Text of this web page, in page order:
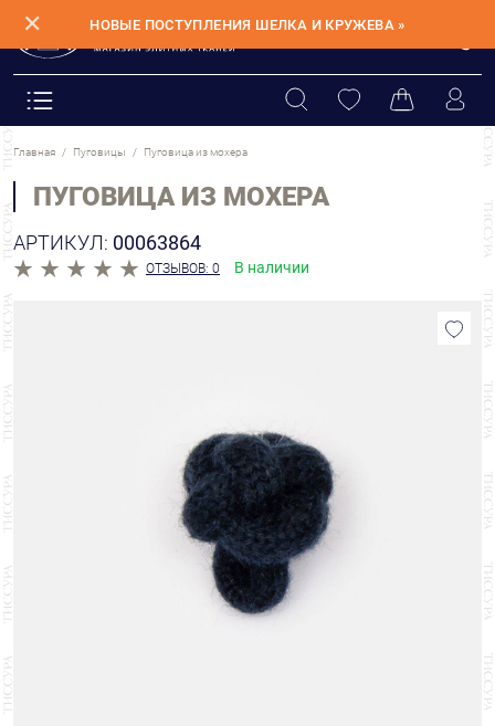
✕ НОВЫЕ ПОСТУПЛЕНИЯ ШЕЛКА И КРУЖЕВА »
Главная Пуговицы Пуговица из мохера
ПУГОВИЦА ИЗ МОХЕРА
АРТИКУЛ: 00063864
ОТЗЫВОВ: 0 В наличии